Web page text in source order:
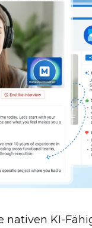
nativen KI-